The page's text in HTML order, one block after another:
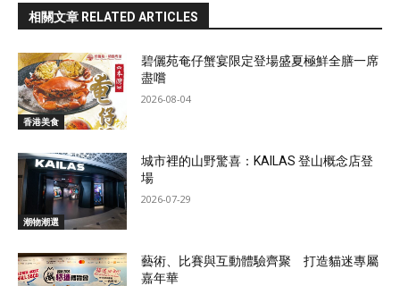
相關文章 RELATED ARTICLES
香港美食
碧儷苑奄仔蟹宴限定登場盛夏極鮮全膳一席
盡嚐
2026-08-04
潮物潮選
城市裡的山野驚喜：KAILAS 登山概念店登
場
2026-07-29
藝術、比賽與互動體驗齊聚 打造貓迷專屬
嘉年華